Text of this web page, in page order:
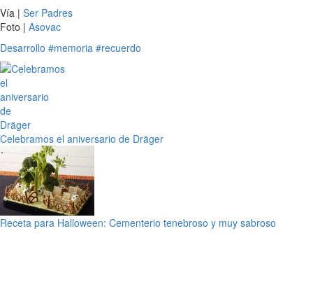
Vía | Ser Padres
Foto | Asovac
Desarrollo #memoria #recuerdo
Celebramos el aniversario de Dräger
Receta para Halloween: Cementerio tenebroso y muy sabroso